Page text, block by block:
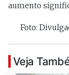
aumento
Foto:
Veja